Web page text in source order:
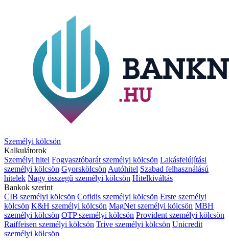
Személyi kölcsön
Kalkulátorok
Személyi hitel Fogyasztóbarát személyi kölcsön Lakásfelújítási
személyi kölcsön Gyorskölcsön Autóhitel Szabad felhasználású
hitelek Nagy összegű személyi kölcsön Hitelkiváltás
Bankok szerint
CIB személyi kölcsön Cofidis személyi kölcsön Erste személyi
kölcsön K&H személyi kölcsön MagNet személyi kölcsön MBH
személyi kölcsön OTP személyi kölcsön Provident személyi kölcsön
Raiffeisen személyi kölcsön Trive személyi kölcsön Unicredit
személyi kölcsön